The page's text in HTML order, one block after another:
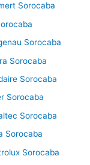
Sorocaba
Sorocaba
Sorocaba
Sorocaba
Sorocaba
Sorocaba
Sorocaba
Sorocaba